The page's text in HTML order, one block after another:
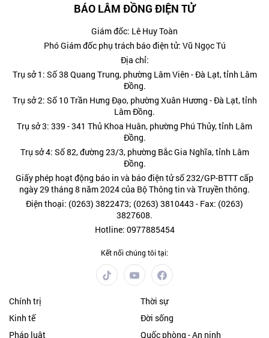
BÁO LÂM ĐỒNG ĐIỆN TỬ
Giám đốc: Lê Huy Toàn
Phó Giám đốc phụ trách báo điện tử: Vũ Ngọc Tú
Địa chỉ:
Trụ sở 1: Số 38 Quang Trung, phường Lâm Viên - Đà Lạt, tỉnh Lâm
Đồng.
Trụ sở 2: Số 10 Trần Hưng Đạo, phường Xuân Hương - Đà Lạt, tỉnh
Lâm Đồng.
Trụ sở 3: 339 - 341 Thủ Khoa Huân, phường Phú Thủy, tỉnh Lâm
Đồng.
Trụ sở 4: Số 82, đường 23/3, phường Bắc Gia Nghĩa, tỉnh Lâm
Đồng.
Giấy phép hoạt động báo in và báo điện tử số 232/GP-BTTT cấp
ngày 29 tháng 8 năm 2024 của Bộ Thông tin và Truyền thông.
Điện thoại: (0263) 3822473; (0263) 3810443 - Fax: (0263)
3827608.
Hotline: 0977885454
Kết nối chúng tôi tại:
Chính trị
Thời sự
Kinh tế
Đời sống
Pháp luật
Quốc phòng - An ninh